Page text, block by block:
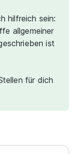
hilfreich sein:
allgemeiner
ist
für dich